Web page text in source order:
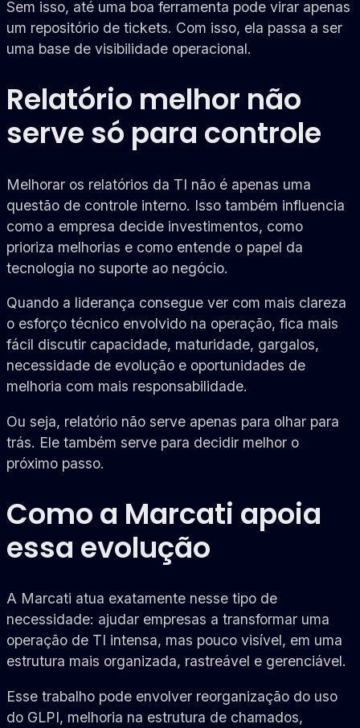
Sem isso, até uma boa ferramenta pode virar apenas
um repositório de tickets. Com isso, ela passa a ser
uma base de visibilidade operacional.
Relatório melhor não
serve só para controle
Melhorar os relatórios da TI não é apenas uma
questão de controle interno. Isso também influencia
como a empresa decide investimentos, como
prioriza melhorias e como entende o papel da
tecnologia no suporte ao negócio.
Quando a liderança consegue ver com mais clareza
o esforço técnico envolvido na operação, fica mais
fácil discutir capacidade, maturidade, gargalos,
necessidade de evolução e oportunidades de
melhoria com mais responsabilidade.
Ou seja, relatório não serve apenas para olhar para
trás. Ele também serve para decidir melhor o
próximo passo.
Como a Marcati apoia
essa evolução
A Marcati atua exatamente nesse tipo de
necessidade: ajudar empresas a transformar uma
operação de TI intensa, mas pouco visível, em uma
estrutura mais organizada, rastreável e gerenciável.
Esse trabalho pode envolver reorganização do uso
do GLPI, melhoria na estrutura de chamados,